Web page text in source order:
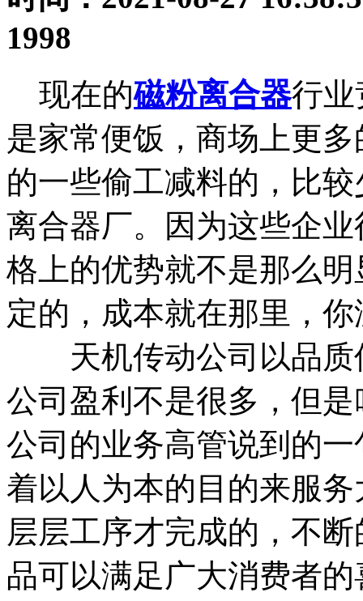
1998
现在的磁粉离合器行业
是家常便饭，商场上更
的一些偷工减料的，比
离合器厂。因为这些企
格上的优势就不是那么
定的，成本就在那里，
天机传动公司以品质
公司盈利不是很多，但
公司的业务高管说到的
着以人为本的目的来服
层层工序才完成的，不
品可以满足广大消费者的